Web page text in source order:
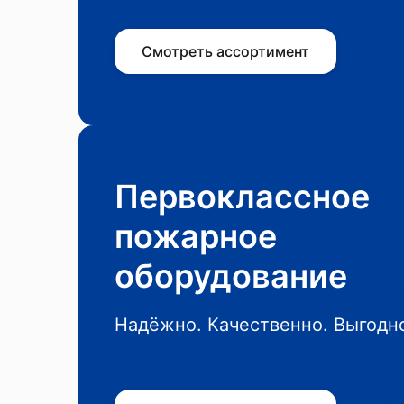
Смотреть ассортимент
Первоклассное
пожарное
оборудование
Надёжно. Качественно.